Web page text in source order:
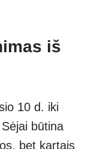
iš
10 d. iki
būtina
bet kartais